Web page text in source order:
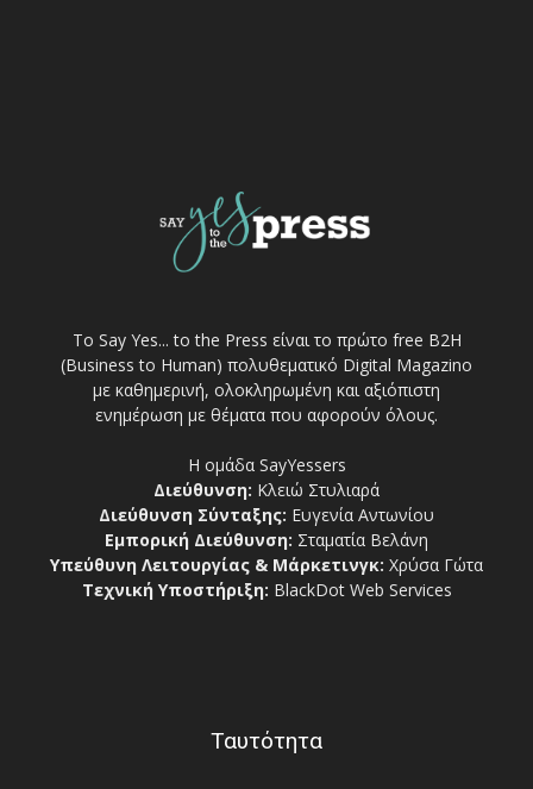
Το Say Yes... to the Press είναι το πρώτο free Β2Η
(Business to Human) πολυθεματικό Digital Magazino
με καθημερινή, ολοκληρωμένη και αξιόπιστη
ενημέρωση με θέματα που αφορούν όλους.
Η ομάδα SayYessers
Διεύθυνση: Κλειώ Στυλιαρά
Διεύθυνση Σύνταξης: Ευγενία Αντωνίου
Εμπορική Διεύθυνση: Σταματία Βελάνη
Υπεύθυνη Λειτουργίας & Μάρκετινγκ: Χρύσα Γώτα
Τεχνική Υποστήριξη: BlackDot Web Services
Ταυτότητα